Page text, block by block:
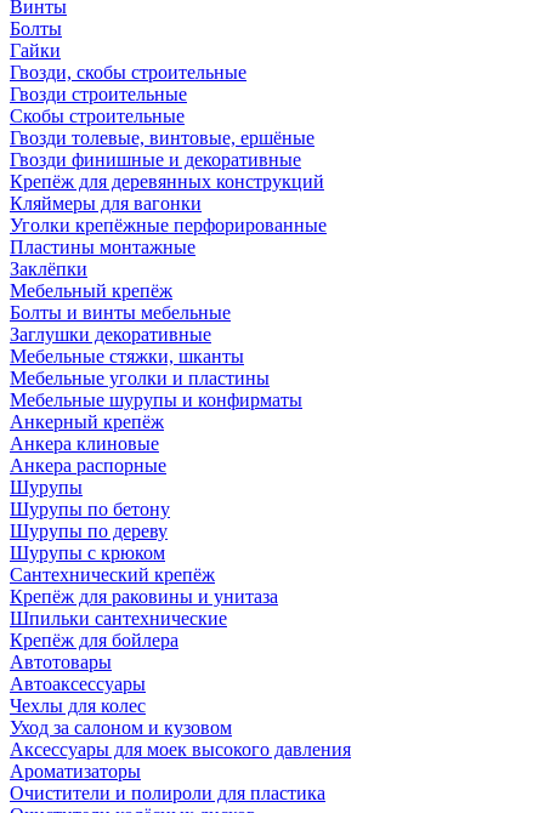
Винты
Болты
Гайки
Гвозди, скобы строительные
Гвозди строительные
Скобы строительные
Гвозди толевые, винтовые, ершёные
Гвозди финишные и декоративные
Крепёж для деревянных конструкций
Кляймеры для вагонки
Уголки крепёжные перфорированные
Пластины монтажные
Заклёпки
Мебельный крепёж
Болты и винты мебельные
Заглушки декоративные
Мебельные стяжки, шканты
Мебельные уголки и пластины
Мебельные шурупы и конфирматы
Анкерный крепёж
Анкера клиновые
Анкера распорные
Шурупы
Шурупы по бетону
Шурупы по дереву
Шурупы с крюком
Сантехнический крепёж
Крепёж для раковины и унитаза
Шпильки сантехнические
Крепёж для бойлера
Автотовары
Автоаксессуары
Чехлы для колес
Уход за салоном и кузовом
Аксессуары для моек высокого давления
Ароматизаторы
Очистители и полироли для пластика